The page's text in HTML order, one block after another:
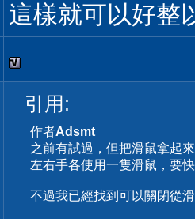
這樣就可以好整
引用:
作者Adsmt
之前有試過，但把滑鼠拿起
左右手各使用一隻滑鼠，要
不過我已經找到可以關閉從